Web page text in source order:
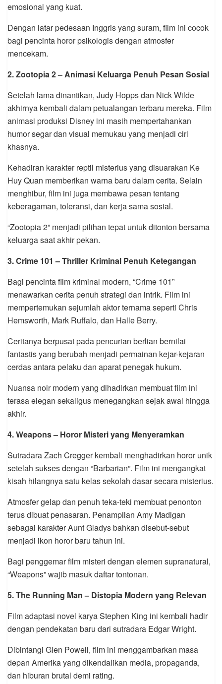
emosional yang kuat.
Dengan latar pedesaan Inggris yang suram, film ini cocok
bagi pencinta horor psikologis dengan atmosfer
mencekam.
2.Zootopia 2– Animasi Keluarga Penuh Pesan Sosial
Setelah lama dinantikan, Judy Hopps dan Nick Wilde
akhirnya kembali dalam petualangan terbaru mereka. Film
animasi produksi Disney ini masih mempertahankan
humor segar dan visual memukau yang menjadi ciri
khasnya.
Kehadiran karakter reptil misterius yang disuarakan Ke
Huy Quan memberikan warna baru dalam cerita. Selain
menghibur, film ini juga membawa pesan tentang
keberagaman, toleransi, dan kerja sama sosial.
“Zootopia 2” menjadi pilihan tepat untuk ditonton bersama
keluarga saat akhir pekan.
3.Crime 101 – Thriller Kriminal Penuh Ketegangan
Bagi pencinta film kriminal modern, “Crime 101”
menawarkan cerita penuh strategi dan intrik. Film ini
mempertemukan sejumlah aktor ternama seperti Chris
Hemsworth, Mark Ruffalo, dan Halle Berry.
Ceritanya berpusat pada pencurian berlian bernilai
fantastis yang berubah menjadi permainan kejar-kejaran
cerdas antara pelaku dan aparat penegak hukum.
Nuansa noir modern yang dihadirkan membuat film ini
terasa elegan sekaligus menegangkan sejak awal hingga
akhir.
4.Weapons– Horor Misteri yang Menyeramkan
SutradaraZach Creggerkembali menghadirkan horor unik
setelah sukses dengan “Barbarian”. Film ini mengangkat
kisah hilangnya satu kelas sekolah dasar secara misterius.
Atmosfer gelap dan penuh teka-teki membuat penonton
terus dibuat penasaran. Penampilan Amy Madigan
sebagai karakter Aunt Gladys bahkan disebut-sebut
menjadi ikon horor baru tahun ini.
Bagi penggemar film misteri dengan elemen supranatural,
“Weapons” wajib masuk daftar tontonan.
5.The Running Man– Distopia Modern yang Relevan
Film adaptasi novel karyaStephen King ini kembali hadir
dengan pendekatan baru dari sutradara Edgar Wright.
Dibintangi Glen Powell, film ini menggambarkan masa
depan Amerika yang dikendalikan media, propaganda,
dan hiburan brutal demi rating.